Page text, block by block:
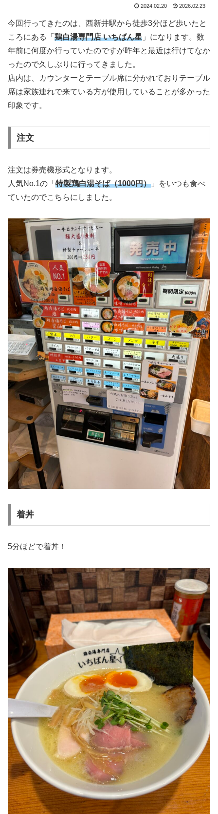
2024.02.20 2026.02.23
今回行ってきたのは、西新井駅から徒歩3分ほど歩いたと
ころにある「 鶏白湯専門店 いちばん星 」になります。数
年前に何度か行っていたのですが昨年と最近は行けてなか
ったので久しぶりに行ってきました。
店内は、カウンターとテーブル席に分かれておりテーブル
席は家族連れで来ている方が使用していることが多かった
印象です。
注文
注文は券売機形式となります。
人気No.1の「 特製鶏白湯そば（1000円） 」をいつも食べ
ていたのでこちらにしました。
着丼
5分ほどで着丼！